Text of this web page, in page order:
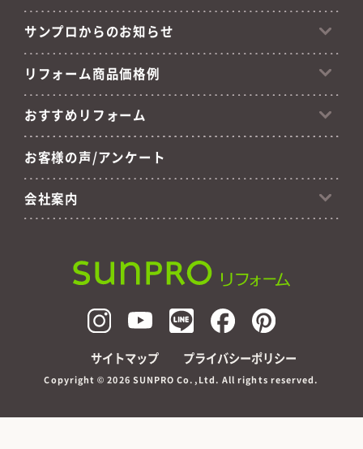
サンプロからのお知らせ
リフォーム商品価格例
おすすめリフォーム
お客様の声/アンケート
会社案内
サイトマップ プライバシーポリシー
Copyright ©2026 SUNPRO Co.,Ltd. All rights reserved.